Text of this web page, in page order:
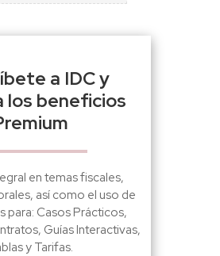
a IDC y
beneficios
en temas fiscales,
así como el uso de
para: Casos Prácticos,
Guías Interactivas,
y Tarifas.